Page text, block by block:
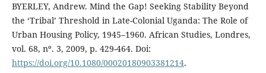
BYERLEY, Andrew. Mind the Gap! Seeking Stability Beyond
the ‘Tribal’ Threshold in Late-Colonial Uganda: The Role of
Urban Housing Policy, 1945–1960. African Studies, Londres,
vol. 68, nº. 3, 2009, p. 429-464. Doi:
https://doi.org/10.1080/00020180903381214.